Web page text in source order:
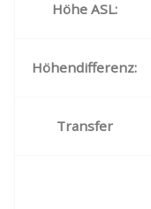
Höhe ASL:
Höhendifferenz:
Transfer